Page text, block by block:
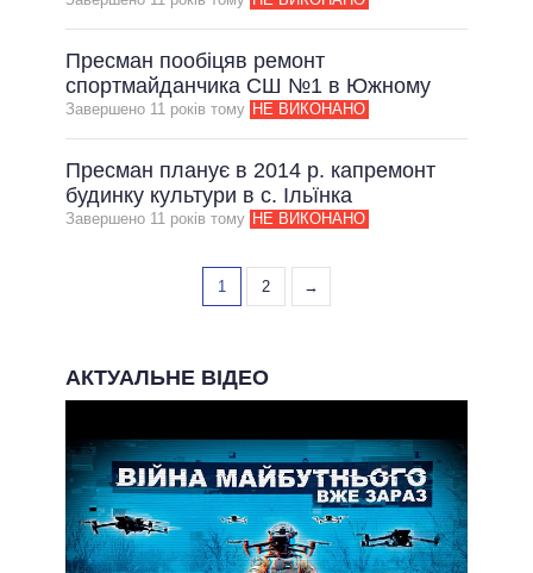
Пресман пообіцяв ремонт
спортмайданчика СШ №1 в Южному
Завершено 11 рокiв тому НЕ ВИКОНАНО
Пресман планує в 2014 р. капремонт
будинку культури в с. Ільїнка
Завершено 11 рокiв тому НЕ ВИКОНАНО
1 2 →
АКТУАЛЬНЕ ВІДЕО